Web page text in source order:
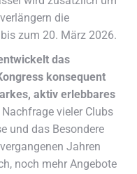
die
zum 20. März 2026.
das
konsequent
aktiv erlebbares
vieler Clubs
und das Besondere
Jahren
noch mehr Angebote